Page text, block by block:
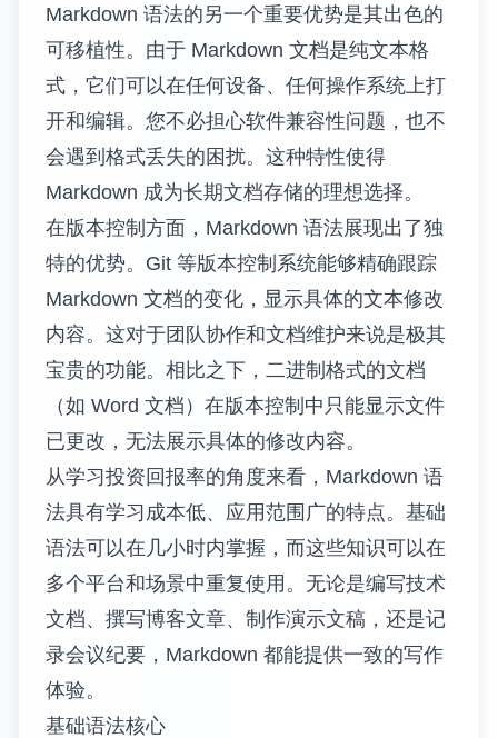
Markdown 语法的另一个重要优势是其出色的
可移植性。由于 Markdown 文档是纯文本格
式，它们可以在任何设备、任何操作系统上打
开和编辑。您不必担心软件兼容性问题，也不
会遇到格式丢失的困扰。这种特性使得
Markdown 成为长期文档存储的理想选择。
在版本控制方面，Markdown 语法展现出了独
特的优势。Git 等版本控制系统能够精确跟踪
Markdown 文档的变化，显示具体的文本修改
内容。这对于团队协作和文档维护来说是极其
宝贵的功能。相比之下，二进制格式的文档
（如 Word 文档）在版本控制中只能显示文件
已更改，无法展示具体的修改内容。
从学习投资回报率的角度来看，Markdown 语
法具有学习成本低、应用范围广的特点。基础
语法可以在几小时内掌握，而这些知识可以在
多个平台和场景中重复使用。无论是编写技术
文档、撰写博客文章、制作演示文稿，还是记
录会议纪要，Markdown 都能提供一致的写作
体验。
基础语法核心